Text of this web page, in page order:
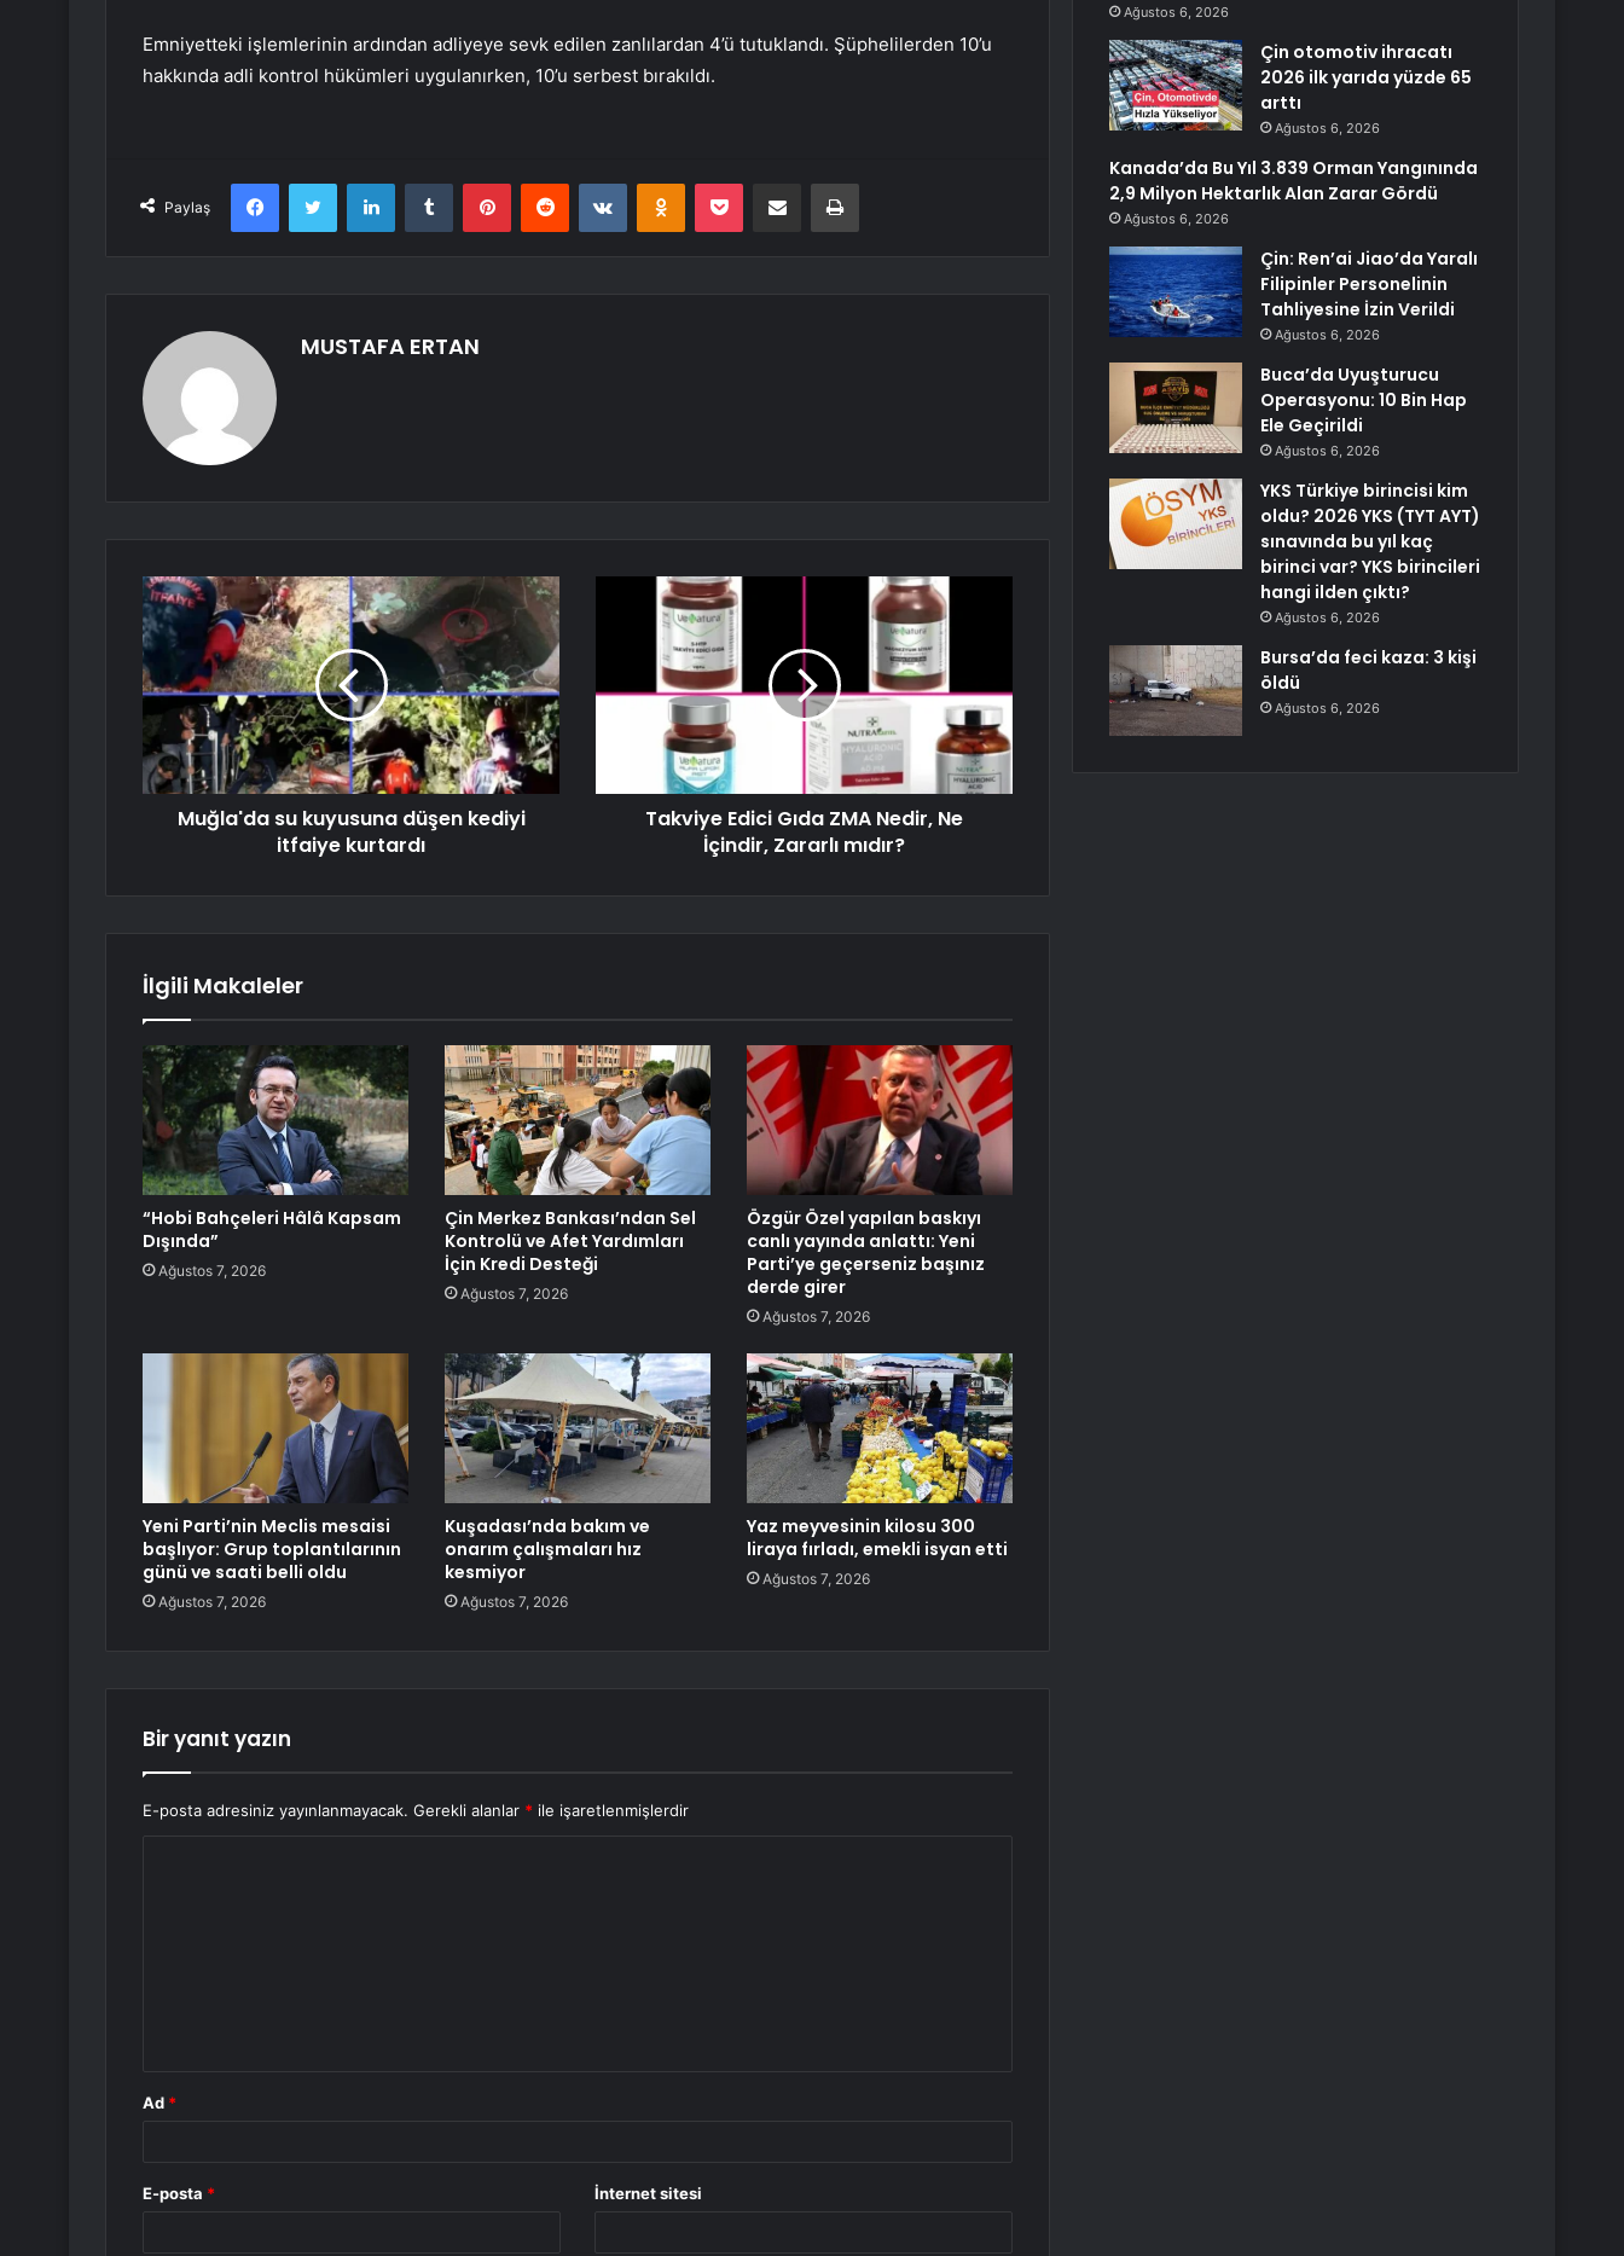
Emniyetteki işlemlerinin ardından adliyeye sevk edilen zanlılardan 4’ü tutuklandı. Şüphelilerden 10’u
hakkında adli kontrol hükümleri uygulanırken, 10’u serbest bırakıldı.
Paylaş
FacebookTwitter LinkedInTumblr PinterestReddit VKontakteOdnoklassniki
Pocket E-Posta ile paylaş Yazdır
MUSTAFA ERTAN
Muğla'da su kuyusuna düşen kediyi
itfaiye kurtardı
Takviye Edici Gıda ZMA Nedir, Ne
İçindir, Zararlı mıdır?
İlgili Makaleler
“Hobi Bahçeleri Hâlâ Kapsam
Dışında”
Ağustos 7, 2026
Çin Merkez Bankası’ndan Sel
Kontrolü ve Afet Yardımları
İçin Kredi Desteği
Ağustos 7, 2026
Özgür Özel yapılan baskıyı
canlı yayında anlattı: Yeni
Parti’ye geçerseniz başınız
derde girer
Ağustos 7, 2026
Yeni Parti’nin Meclis mesaisi
başlıyor: Grup toplantılarının
günü ve saati belli oldu
Ağustos 7, 2026
Kuşadası’nda bakım ve
onarım çalışmaları hız
kesmiyor
Ağustos 7, 2026
Yaz meyvesinin kilosu 300
liraya fırladı, emekli isyan etti
Ağustos 7, 2026
Bir yanıt yazın
E-posta adresiniz yayınlanmayacak. Gerekli alanlar * ile işaretlenmişlerdir
Ad *
E-posta * İnternet sitesi
Ağustos 6, 2026
Çin otomotiv ihracatı
2026 ilk yarıda yüzde 65
arttı
Ağustos 6, 2026
Kanada’da Bu Yıl 3.839 Orman Yangınında
2,9 Milyon Hektarlık Alan Zarar Gördü
Ağustos 6, 2026
Çin: Ren’ai Jiao’da Yaralı
Filipinler Personelinin
Tahliyesine İzin Verildi
Ağustos 6, 2026
Buca’da Uyuşturucu
Operasyonu: 10 Bin Hap
Ele Geçirildi
Ağustos 6, 2026
YKS Türkiye birincisi kim
oldu? 2026 YKS (TYT AYT)
sınavında bu yıl kaç
birinci var? YKS birincileri
hangi ilden çıktı?
Ağustos 6, 2026
Bursa’da feci kaza: 3 kişi
öldü
Ağustos 6, 2026